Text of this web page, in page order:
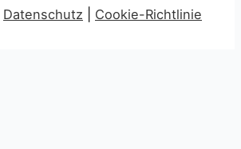
Datenschutz Cookie-Richtlinie